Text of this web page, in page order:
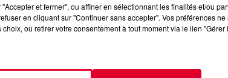
les œuvres à l’exposition « Beyond The Streets »,
des tournées mondiales, des productions
et fermer", ou affiner en sélectionnant les finalités et/ou
en cliquant sur "Continuer sans accepter". Vos préférences
ou retirer votre consentement à tout moment via le lien